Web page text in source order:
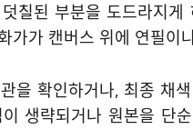
칠된 부분을 도드라지
가가 캔버스 위에 연필이
을 확인하거나, 최종 채
생략되거나 원본을 단